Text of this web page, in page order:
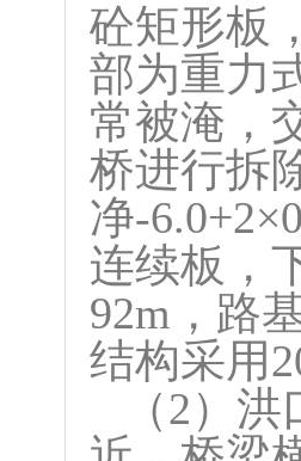
砼矩形板
部为重力
常被淹，
桥进行拆
净-
连续板，
92m，路
结构采用
（2）